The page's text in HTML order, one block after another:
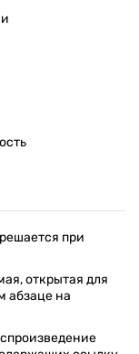
при
открытая для
абзаце на